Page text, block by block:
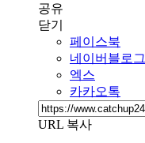
공유
닫기
페이스북
네이버블로그
엑스
카카오톡
URL 복사